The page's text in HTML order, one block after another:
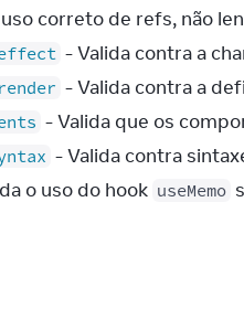
correto de refs, não
- Valida contra a
- Valida contra a
- Valida que os
- Valida contra
o uso do hook useMemo